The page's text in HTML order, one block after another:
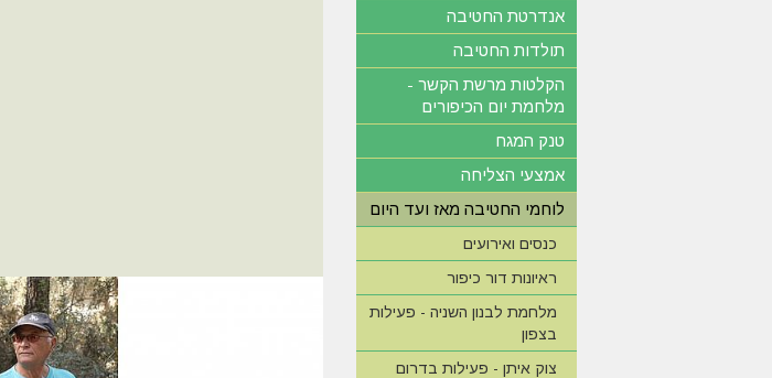
אנדרטת החטיבה
תולדות החטיבה
הקלטות מרשת הקשר -
מלחמת יום הכיפורים
טנק המגח
אמצעי הצליחה
לוחמי החטיבה מאז ועד היום
כנסים ואירועים
ראיונות דור כיפור
מלחמת לבנון השניה - פעילות
בצפון
צוק איתן - פעילות בדרום